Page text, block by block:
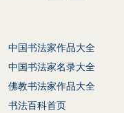
中国书法家作品大全
中国书法家名录大全
佛教书法家作品大全
书法百科首页